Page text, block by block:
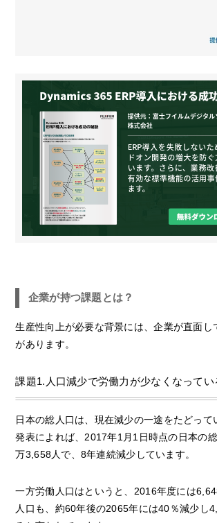
企業が持つ課題とは？
生産性向上が必要な背景には、企業が直面し
があります。
課題1.人口減少で労働力が少なくなってい
日本の総人口は、現在減少の一途をたどって
発表によれば、2017年1月1日時点の日本の
万3,658人で、8年連続減少しています。
一方労働人口はというと、2016年度には
人口も、約60年後の2065年には40％減少し